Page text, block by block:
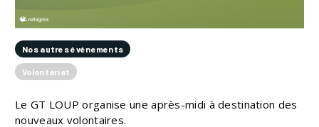
Nos autres événements
Volontariat
Le GT LOUP organise une après-midi à destination des
nouveaux volontaires.